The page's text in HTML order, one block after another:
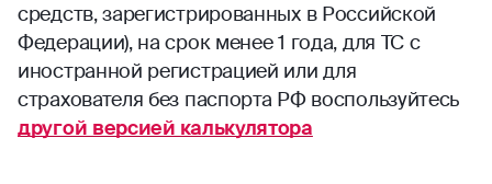
средств, зарегистрированных в Российской
Федерации), на срок менее 1 года, для ТС с
иностранной регистрацией или для
страхователя без паспорта РФ воспользуйтесь
другой версией калькулятора